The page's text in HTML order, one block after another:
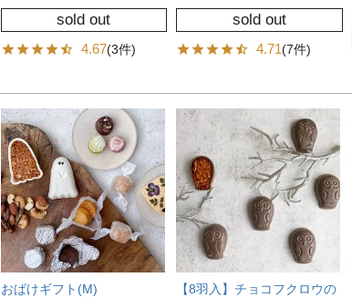
sold out
4.67(3件)
sold out
4.71(7件)
おばけギフト(M) 【8羽入】チョコフクロウの